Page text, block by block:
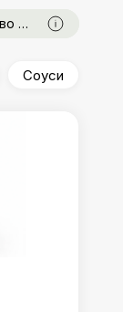
в
Соуси